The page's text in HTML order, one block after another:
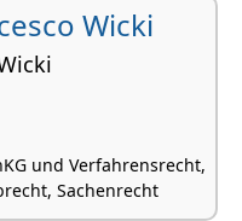
Wicki
und Verfahrensrecht,
Sachenrecht